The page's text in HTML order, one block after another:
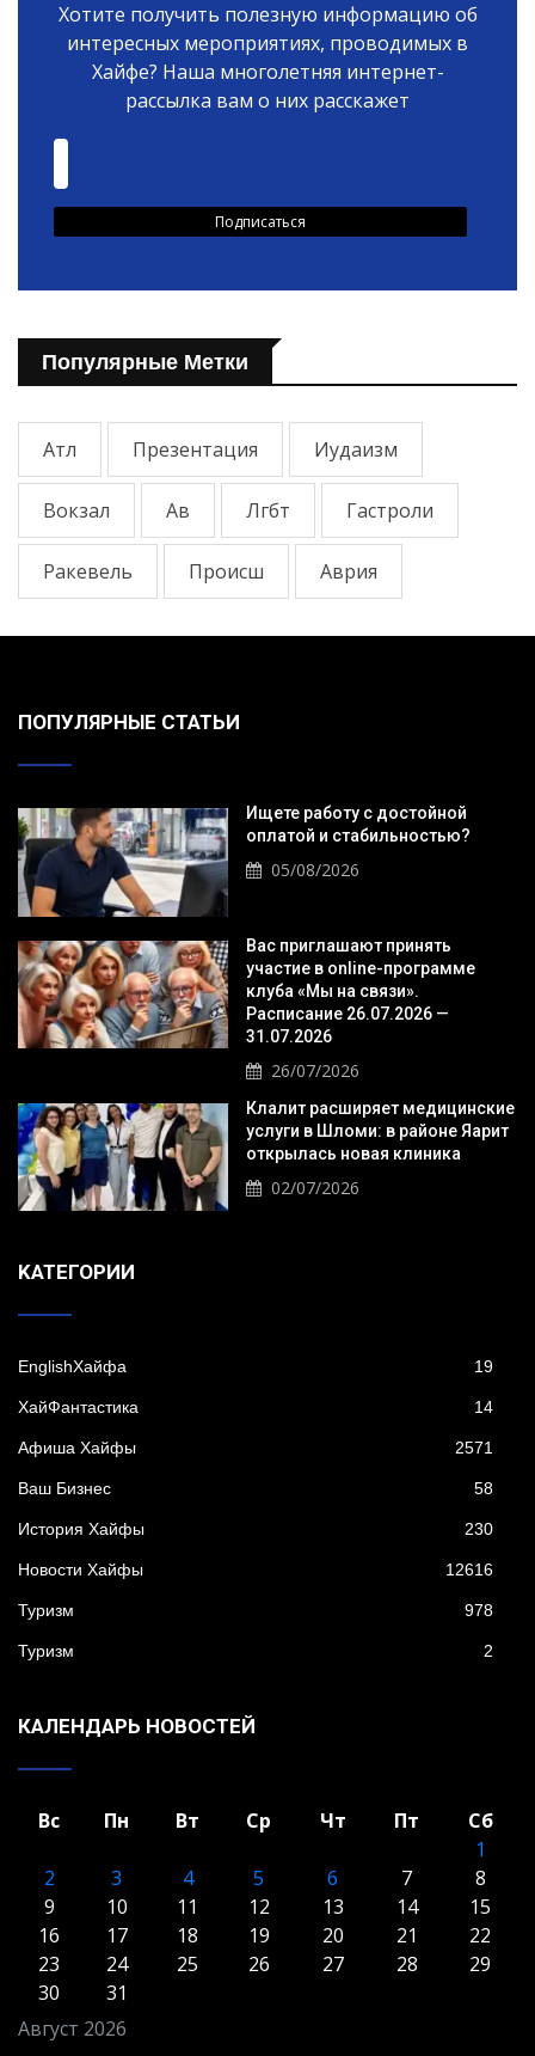
Хотите получить полезную информацию об
интересных мероприятиях, проводимых в
Хайфе? Наша многолетняя интернет-
рассылка вам о них расскажет
Популярные Метки
Атл Презентация Иудаизм
Вокзал Ав Лгбт Гастроли
Ракевель Происш Аврия
ПОПУЛЯРНЫЕ СТАТЬИ
Ищете работу с достойной
оплатой и стабильностью?
05/08/2026
Вас приглашают принять
участие в online-программе
клуба «Мы на связи».
Расписание 26.07.2026 —
31.07.2026
26/07/2026
Клалит расширяет медицинские
услуги в Шломи: в районе Яарит
открылась новая клиника
02/07/2026
KАТЕГОРИИ
EnglishХайфа 19
XайФантастика 14
Афиша Хайфы 2571
Ваш Бизнес 58
История Хайфы 230
Новости Хайфы 12616
Туризм 978
Туризм 2
КАЛЕНДАРЬ НОВОСТЕЙ
Август 2026
Вс Пн Вт Ср Чт Пт
Сб
1
2
3 4 5 6 7
8
9
10 11 12 13 14
15
16
17 18 19 20 21
22
23
24 25 26 27 28
29
30
31